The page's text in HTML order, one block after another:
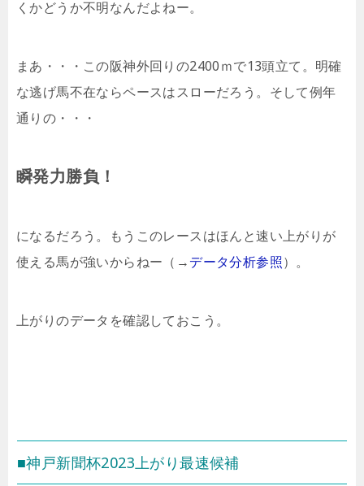
くかどうか不明なんだよねー。
まあ・・・この阪神外回りの2400ｍで13頭立て。明確
な逃げ馬不在ならペースはスローだろう。そして例年
通りの・・・
瞬発力勝負！
になるだろう。もうこのレースはほんと速い上がりが
使える馬が強いからねー（→データ分析参照）。
上がりのデータを確認しておこう。
■神戸新聞杯2023上がり最速候補